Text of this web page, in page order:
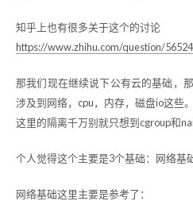
知乎上也有很多关于这个的讨论
https://www.zhihu.com/question/
那我们现在继续说下公有云的基础，
涉及到网络，cpu，内存，磁盘io这些。
这里的隔离千万别就只想到cgroup和
个人觉得这个主要是3个基础：网络基
网络基础这里主要是参考了：